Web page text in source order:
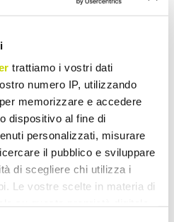
trattiamo i vostri dati
numero IP, utilizzando
memorizzare e accedere
dispositivo al fine di
personalizzati, misurare
il pubblico e sviluppare
di scegliere chi utilizza i
Le vostre scelte in materia di
VIADURINI LIVING
Udtrækkelig konsol til 181
cm i Melamin Essence
Made in Italy - Castello
kr 5.222,27 kr 6.527,83 - 20%